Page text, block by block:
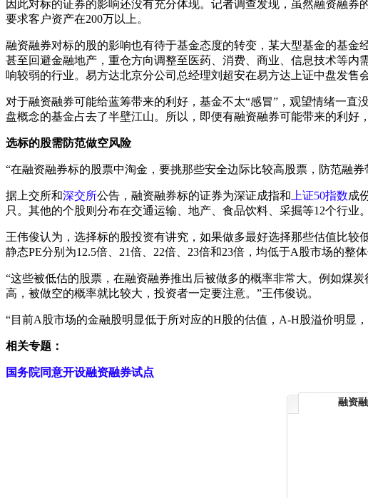
因此对标的证券的影响还没有充分体现。记者调查发现，虽然融资融
要求客户资产在200万以上。
融资融券对标的股的影响也有待于基金态度的转变，某大型基金的基
甚至回避金融地产，重仓方向调整至医药、消费、商业、信息技术等
响较弱的行业。易方达北京分公司总经理刘超安在易方达上证中盘发
对于融资融券可能给蓝筹带来的利好，基金不太“感冒”，观望情绪一
盘概念的基金占去了半壁江山。所以，即便有融资融券可能带来的利好
选标的股需防范做空风险
“在融资融券标的股票中淘金，要挑那些安全边际比较高股票，防范融券
据上交所和深交所公告，融资融券标的证券为深证成指和 上证50指数成
只。其他的个股则分布在交通运输、地产、食品饮料、采掘等12个行业。
王伟俊认为，选择标的股投资有讲究，如果做多最好选择那些估值比
静态PE分别为12.5倍、21倍、22倍、23倍和23倍，均低于A股市场的整
“这些被低估的股票，在融资融券推出后被做多的概率非常大。例如煤
高，被做空的概率就比较大，投资者一定要注意。”王伟俊说。
“目前A股市场的金融股明显低于所对应的H股的估值，A-H股溢价明显
相关专题：
国务院同意开设融资融券试点
融资